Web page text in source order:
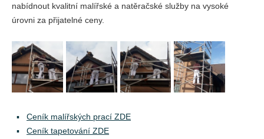
nabídnout kvalitní malířské a natěračské služby na vysoké
úrovni za přijatelné ceny.
Ceník malířských prací ZDE
Ceník tapetování ZDE